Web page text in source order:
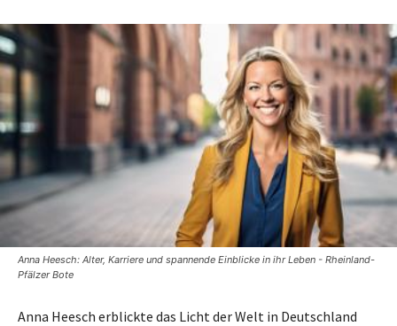
Anna Heesch: Alter, Karriere und spannende Einblicke in ihr Leben - Rheinland-
Pfälzer Bote
Anna Heesch erblickte das Licht der Welt in Deutschland